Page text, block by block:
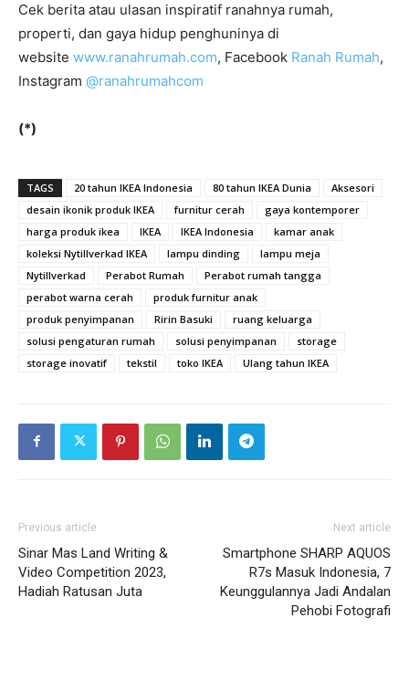
Cek berita atau ulasan inspiratif ranahnya rumah,
properti, dan gaya hidup penghuninya di
website www.ranahrumah.com, Facebook Ranah Rumah,
Instagram @ranahrumahcom
(*)
TAGS 20 tahun IKEA Indonesia 80 tahun IKEA Dunia
Aksesori
desain ikonik produk IKEA
furnitur cerah
gaya kontemporer
harga produk ikea
IKEA IKEA Indonesia
kamar anak
koleksi Nytillverkad IKEA
lampu dinding
lampu meja
Nytillverkad
Perabot Rumah
Perabot rumah tangga
perabot warna cerah
produk furnitur anak
produk penyimpanan
Ririn Basuki
ruang keluarga
solusi pengaturan rumah
solusi penyimpanan
storage
storage inovatif
tekstil toko IKEA Ulang tahun IKEA
Previous article
Sinar Mas Land Writing &
Video Competition 2023,
Hadiah Ratusan Juta
Next article
Smartphone SHARP AQUOS
R7s Masuk Indonesia, 7
Keunggulannya Jadi Andalan
Pehobi Fotografi